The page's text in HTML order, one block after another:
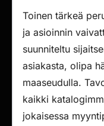
Toinen tärkeä
ja asioinnin
suunniteltu
asiakasta, olipa
maaseudulla.
kaikki
jokaisessa